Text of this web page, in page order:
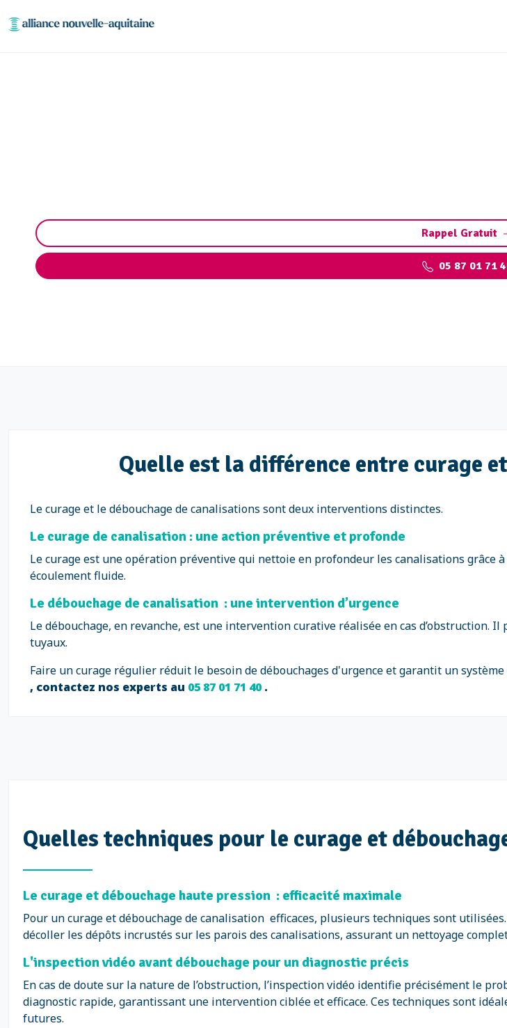
Rappel Gratuit
05 87 01 71
Quelle est la différence entre curage
Le curage et le débouchage de canalisations sont deux interventions distinctes.
Le curage de canalisation : une action préventive et profonde
Le curage est une opération préventive qui nettoie en profondeur les canalisations grâce
écoulement fluide.
Le débouchage de canalisation : une intervention d’urgence
Le débouchage, en revanche, est une intervention curative réalisée en cas
tuyaux.
Faire un curage régulier réduit le besoin de débouchages d'urgence et garantit un
, contactez nos experts au 05 87 01 71 40.
Quelles techniques pour le curage et
Le curage et débouchage haute pression : efficacité maximale
Pour un curage et débouchage de canalisation efficaces, plusieurs techniques sont
décoller les dépôts incrustés sur les parois des canalisations, assurant un nettoyage
L'inspection vidéo avant débouchage pour un diagnostic précis
En cas de doute sur la nature de l’obstruction, l’inspection vidéo identifie précisément le
diagnostic rapide, garantissant une intervention ciblée et efficace. Ces techniques sont
futures.